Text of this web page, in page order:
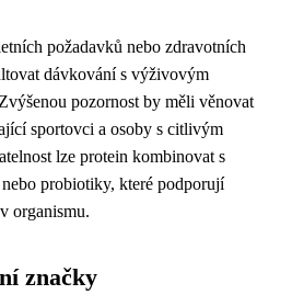
požadavků nebo zdravotních
dávkování s výživovým
pozornost by měli věnovat
sportovci a osoby s citlivým
lze protein kombinovat s
probiotiky, které podporují
organismu.
značky